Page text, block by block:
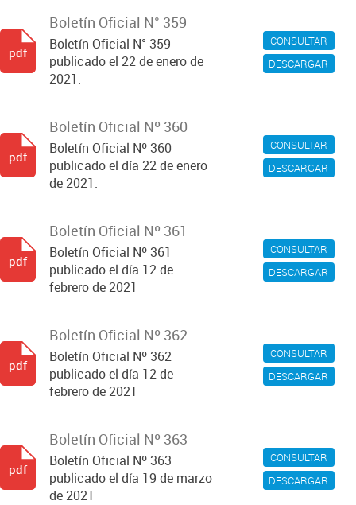
CONSULTAR
DESCARGAR
Boletín Oficial N° 359
Boletín Oficial N° 359
publicado el 22 de enero de
2021.
pdf
CONSULTAR
DESCARGAR
Boletín Oficial Nº 360
Boletín Oficial Nº 360
publicado el día 22 de enero
de 2021.
pdf
CONSULTAR
DESCARGAR
Boletín Oficial Nº 361
Boletín Oficial Nº 361
publicado el día 12 de
febrero de 2021
pdf
CONSULTAR
DESCARGAR
Boletín Oficial Nº 362
Boletín Oficial Nº 362
publicado el día 12 de
febrero de 2021
pdf
CONSULTAR
DESCARGAR
Boletín Oficial Nº 363
Boletín Oficial Nº 363
publicado el día 19 de marzo
de 2021
pdf